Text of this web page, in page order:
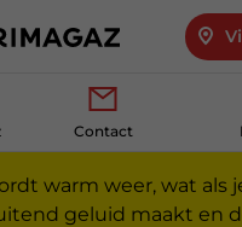
Contact
warm weer, wat als
geluid maakt en